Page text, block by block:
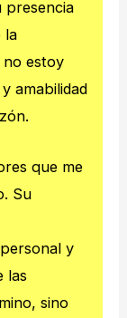
presencia
la
estoy
amabilidad
que me
Su
y
las
sino